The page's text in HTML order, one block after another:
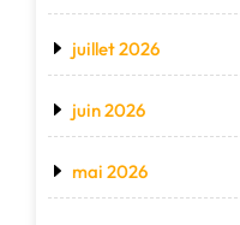
juillet 2026
juin 2026
mai 2026